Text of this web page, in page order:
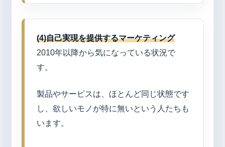
(4)自己実現を提供するマーケティング
2010年以降から気になっている状況で
す。
製品やサービスは、ほとんど同じ状態です
し、欲しいモノが特に無いという人たちも
います。